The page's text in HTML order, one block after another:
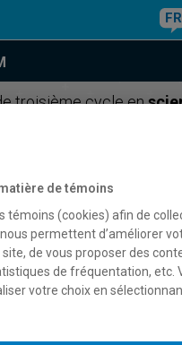
FR
troisième cycle en
plus récente de ce
Cliquez ici pour la
programme
de témoins
témoins (cookies) afin de
permettent d’améliorer
de vous proposer des
de fréquentation, etc.
votre choix en